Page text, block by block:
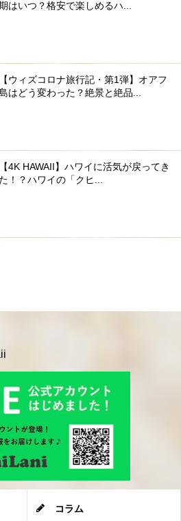
はいつ？格安で楽しめるハ...
【ウィズコロナ旅行記・第1弾】オアフ
はどう変わった？絶景と絶品...
【4K HAWAII】ハワイに活気が戻ってき
た！？ハワイの「クヒ...
コラム